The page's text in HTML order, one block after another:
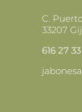
C.
33207
616 27